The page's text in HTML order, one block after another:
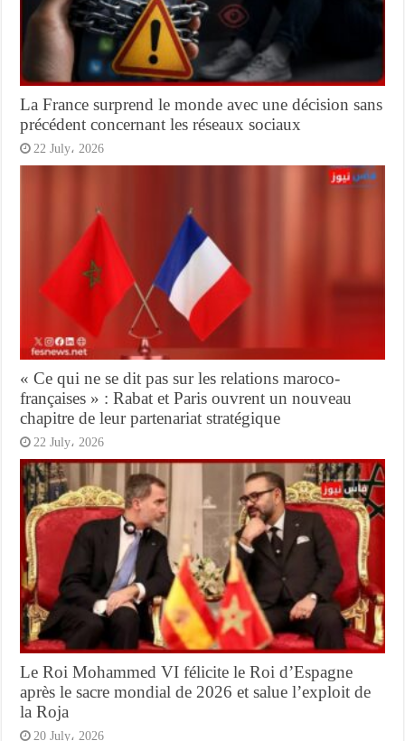
La France surprend le monde avec une décision sans
précédent concernant les réseaux sociaux
22 July، 2026
« Ce qui ne se dit pas sur les relations maroco-
françaises » : Rabat et Paris ouvrent un nouveau
chapitre de leur partenariat stratégique
22 July، 2026
Le Roi Mohammed VI félicite le Roi d’Espagne
après le sacre mondial de 2026 et salue l’exploit de
la Roja
20 July، 2026